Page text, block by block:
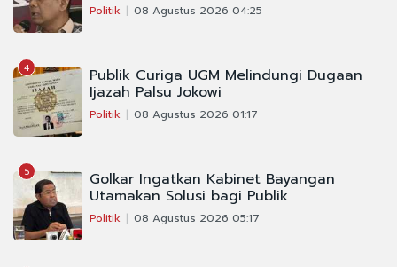
Politik 08 Agustus 2026 04:25
4 Publik Curiga UGM Melindungi Dugaan
Ijazah Palsu Jokowi
Politik 08 Agustus 2026 01:17
5 Golkar Ingatkan Kabinet Bayangan
Utamakan Solusi bagi Publik
Politik 08 Agustus 2026 05:17